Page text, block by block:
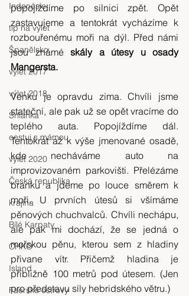
Indonésie
tip na výlet
Španělsko
výlet 2017
výlet 2018
Srílanka
cestuj s mámou
výlet 2020
Česká republika
krajina
Bílé Karpaty
CHKO
Island
Faerské ostrovy
popojíždíme po silnici zpět. Opět
zastavujeme a tentokrát vycházíme k
rozbouřenému moři na dýl. Před námi
jsou známé skály a útesy u osady
Mangersta.
Venku je opravdu zima. Chvíli jsme
stateční, ale pak už se opět vracíme do
teplého auta. Popojíždíme dál.
Tentokrát až k výše jmenované osadě,
kde necháváme auto na
improvizovaném parkovišti. Přelézáme
branku a jdeme po louce směrem k
moři. U prvních útesů si všímáme
pěnových chuchvalců. Chvíli nechápu,
ale pak mi dochází, že se jedná o
mořskou pěnu, kterou sem z hladiny
přivane vítr. Přičemž hladina je
přibližně 100 metrů pod útesem. (Jen
pro představu síly hebridského větru.)